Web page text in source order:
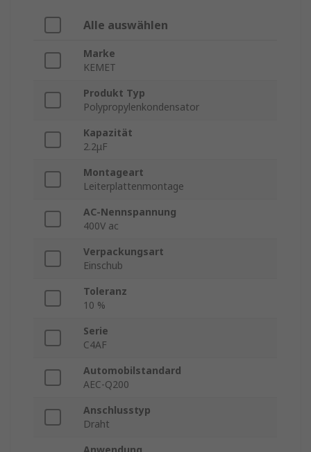
Alle auswählen
Marke
KEMET
Produkt Typ
Polypropylenkondensator
Kapazität
2.2μF
Montageart
Leiterplattenmontage
AC-Nennspannung
400V ac
Verpackungsart
Einschub
Toleranz
10 %
Serie
C4AF
Automobilstandard
AEC-Q200
Anschlusstyp
Draht